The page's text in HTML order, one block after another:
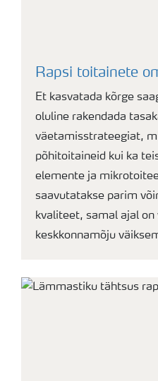
Rapsi toitainete
Et kasvatada kõrge
oluline rakendada
väetamisstrateegiat,
põhitoitaineid kui ka
elemente ja
saavutatakse parim
kvaliteet, samal ajal on
keskkonnamõju